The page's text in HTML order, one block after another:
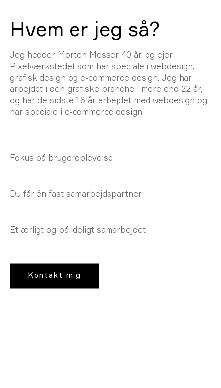
Hvem er jeg så?
Jeg hedder Morten Messer 40 år, og ejer
Pixelværkstedet som har speciale i webdesign,
grafisk design og e-commerce design. Jeg har
arbejdet i den grafiske branche i mere end 22 år,
og har de sidste 16 år arbejdet med webdesign og
har speciale i e-commerce design.
Fokus på brugeroplevelse
Du får én fast samarbejdspartner
Et ærligt og pålideligt samarbejdet
Kontakt mig